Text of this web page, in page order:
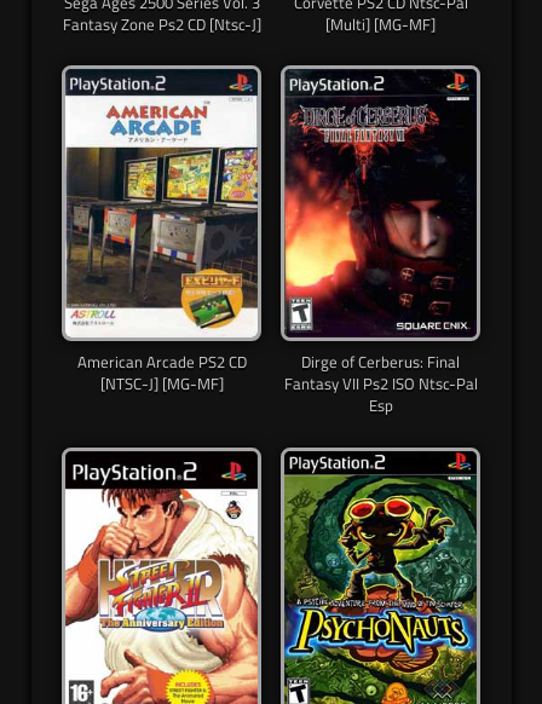
Fantasy Zone Ps2 CD [Ntsc-J]
[Multi] [MG-MF]
American Arcade PS2 CD
[NTSC-J] [MG-MF]
Dirge of Cerberus: Final
Fantasy VII Ps2 ISO Ntsc-Pal
Esp